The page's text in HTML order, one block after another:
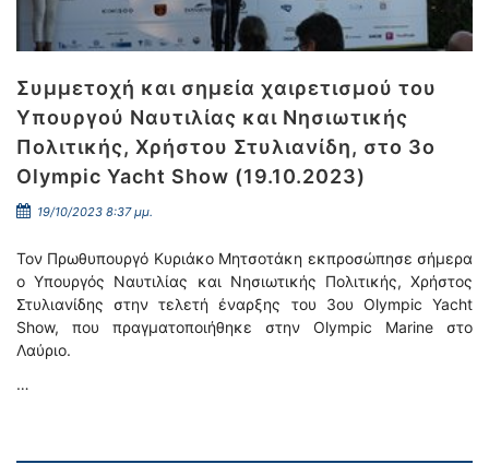
Συμμετοχή και σημεία χαιρετισμού του
Υπουργού Ναυτιλίας και Νησιωτικής
Πολιτικής, Χρήστου Στυλιανίδη, στο 3o
Olympic Yacht Show (19.10.2023)
19/10/2023 8:37 μμ.
Τον Πρωθυπουργό Κυριάκο Μητσοτάκη εκπροσώπησε σήμερα
ο Υπουργός Ναυτιλίας και Νησιωτικής Πολιτικής, Χρήστος
Στυλιανίδης στην τελετή έναρξης του 3oυ Olympic Yacht
Show, που πραγματοποιήθηκε στην Olympic Marine στο
Λαύριο.
…